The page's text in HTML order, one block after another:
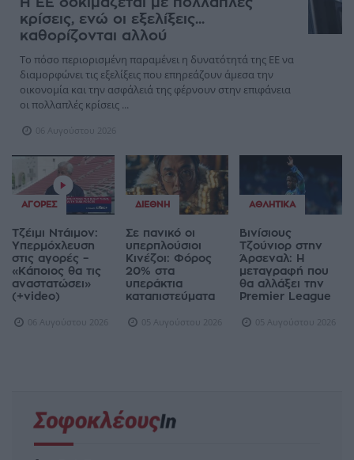
Η ΕΕ δοκιμάζεται με πολλαπλές
κρίσεις, ενώ οι εξελίξεις...
καθορίζονται αλλού
Το πόσο περιορισμένη παραμένει η δυνατότητά της ΕΕ να
διαμορφώνει τις εξελίξεις που επηρεάζουν άμεσα την
οικονομία και την ασφάλειά της φέρνουν στην επιφάνεια
οι πολλαπλές κρίσεις ...
Τζέιμι Ντάιμον:
Υπερμόχλευση
στις αγορές –
«Κάποιος θα τις
αναστατώσει»
Σε πανικό οι
υπερπλούσιοι
Κινέζοι: Φόρος
20% στα
υπεράκτια
Βινίσιους
Τζούνιορ στην
Άρσεναλ: Η
μεταγραφή που
θα αλλάξει την